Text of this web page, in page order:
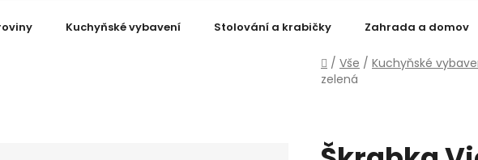
Kuchyňské vybavení Stolování a krabičky Zahrada a domov
Domů
/ Vše / Kuchyňské
zelená